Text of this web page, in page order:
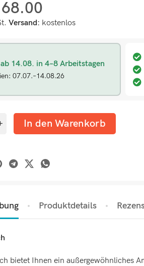
68.00
Versand: kostenlos
14.08. in 4–8 Arbeitstagen
07.07.–14.08.26
In den Warenkorb
Produktdetails
bietet Ihnen ein außergewöhnliches